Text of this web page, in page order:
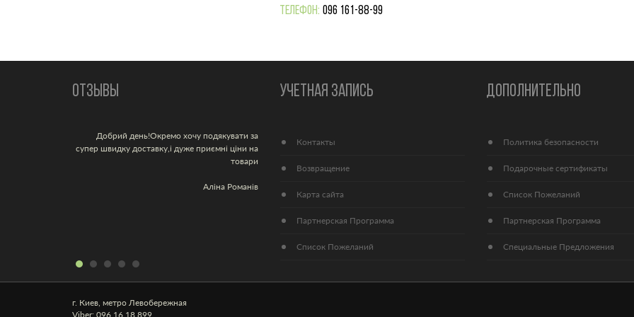
Телефон: 096 161-88-99
ОТЗЫВЫ
Добрий день!Окремо хочу подякувати за
супер швидку доставку,і дуже приємні ціни на
товари
Аліна Романів
результату Придбали ці вітаміни для доньки
пробіотики та необхідні мікроелементи. Поки
дуже відчутний, але дівчина стала активнішою.
якість того варта.
мінералів в організмі! Помітила, що після
самопочуття покращилося. Вітаміни та
підтримку здоров'я без зайвих додаткових
УЧЕТНАЯ ЗАПИСЬ
Контакты
Возвращение
Карта сайта
Партнерская Программа
Список Пожеланий
ДОПОЛНИТЕЛЬНО
Политика безопасности
Подарочные сертификаты
Список Пожеланий
Партнерская Программа
Специальные Предложения
г. Киев, метро Левобережная
Viber: 096 16 18 899